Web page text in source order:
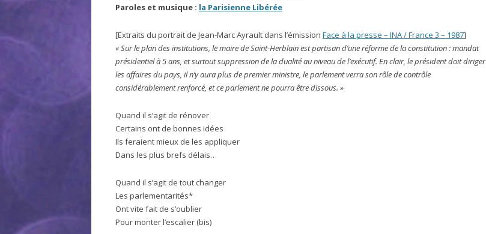
Paroles et musique : la Parisienne Libérée
[Extraits du portrait de Jean-Marc Ayrault dans l’émission Face à la presse – INA / France 3 – 1987]
« Sur le plan des institutions, le maire de Saint-Herblain est partisan d’une réforme de la constitution : mandat
présidentiel à 5 ans, et surtout suppression de la dualité au niveau de l’exécutif. En clair, le président doit diriger
les affaires du pays, il n’y aura plus de premier ministre, le parlement verra son rôle de contrôle
considérablement renforcé, et ce parlement ne pourra être dissous. »
Quand il s’agit de rénover
Certains ont de bonnes idées
Ils feraient mieux de les appliquer
Dans les plus brefs délais…
Quand il s’agit de tout changer
Les parlementarités*
Ont vite fait de s’oublier
Pour monter l’escalier (bis)